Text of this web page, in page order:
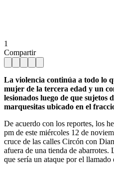
1
Compartir
La violencia continúa a todo lo
mujer de la tercera edad y un
lesionados luego de que
marquesitas ubicado en el
De acuerdo con los reportes, los
pm de este miércoles 12 de
cruce de las calles Circón con
afuera de una tienda de abarrotes.
que sería un ataque por el llamado